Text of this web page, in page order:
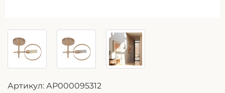
Артикул: АР000095312